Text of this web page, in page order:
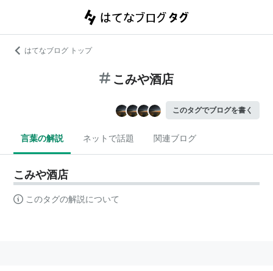
はてなブログ トップ
こみや酒店
このタグでブログを書く
言葉の解説 ネットで話題 関連ブログ
こみや酒店
このタグの解説について